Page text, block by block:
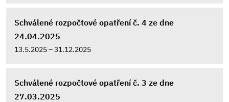
Schválené rozpočtové opatření č. 4 ze dne
24.04.2025
13.5.2025 – 31.12.2025
Schválené rozpočtové opatření č. 3 ze dne
27.03.2025